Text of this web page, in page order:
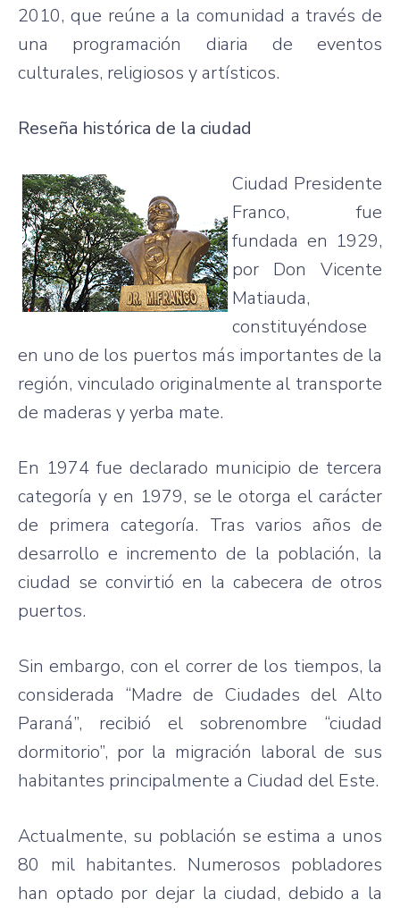
2010, que reúne a la comunidad a través de
una programación diaria de eventos
culturales, religiosos y artísticos.
Reseña histórica de la ciudad
Ciudad Presidente
Franco, fue
fundada en 1929,
por Don Vicente
Matiauda,
constituyéndose
en uno de los puertos más importantes de la
región, vinculado originalmente al transporte
de maderas y yerba mate.
En 1974 fue declarado municipio de tercera
categoría y en 1979, se le otorga el carácter
de primera categoría. Tras varios años de
desarrollo e incremento de la población, la
ciudad se convirtió en la cabecera de otros
puertos.
Sin embargo, con el correr de los tiempos, la
considerada “Madre de Ciudades del Alto
Paraná”, recibió el sobrenombre “ciudad
dormitorio”, por la migración laboral de sus
habitantes principalmente a Ciudad del Este.
Actualmente, su población se estima a unos
80 mil habitantes. Numerosos pobladores
han optado por dejar la ciudad, debido a la